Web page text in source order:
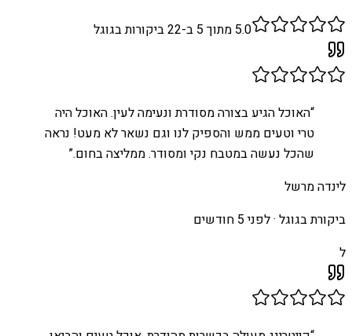
5.0 מתוך 5 ב- 22ביקורות בגוגל
“האוכל הגיע בצורה מסודרת ונעימה לעין. האוכל היה
טרי וטעים ממש והספיק לנו וגם נשאר לא מעט! נראה
שהכל נעשה במטבח נקי ומסודר. ממליצה בחום.”
לינדה מרשל
ביקורת בגוגל ·לפני 5 חודשים
ל